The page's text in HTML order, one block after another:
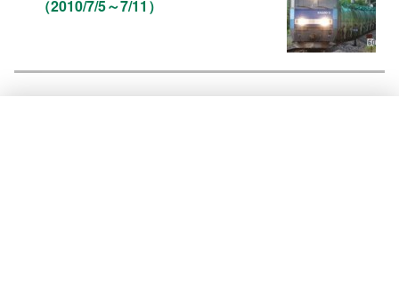
（2010/7/5～7/11）